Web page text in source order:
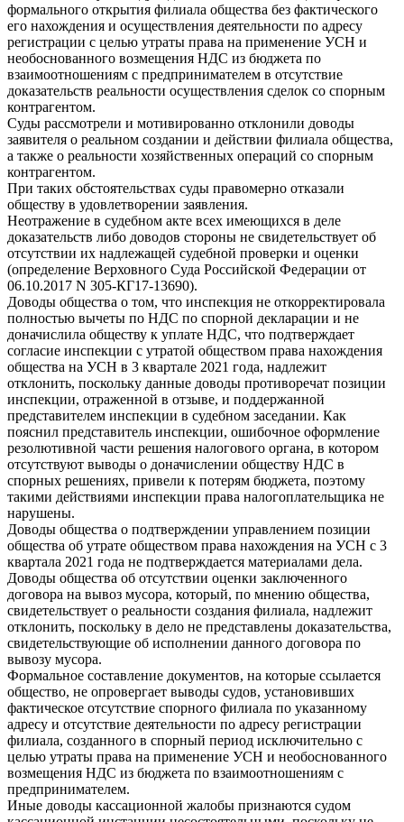
формального открытия филиала общества без фактического
его нахождения и осуществления деятельности по адресу
регистрации с целью утраты права на применение УСН и
необоснованного возмещения НДС из бюджета по
взаимоотношениям с предпринимателем в отсутствие
доказательств реальности осуществления сделок со спорным
контрагентом.
Суды рассмотрели и мотивированно отклонили доводы
заявителя о реальном создании и действии филиала общества,
а также о реальности хозяйственных операций со спорным
контрагентом.
При таких обстоятельствах суды правомерно отказали
обществу в удовлетворении заявления.
Неотражение в судебном акте всех имеющихся в деле
доказательств либо доводов стороны не свидетельствует об
отсутствии их надлежащей судебной проверки и оценки
(определение Верховного Суда Российской Федерации от
06.10.2017 N 305-КГ17-13690).
Доводы общества о том, что инспекция не откорректировала
полностью вычеты по НДС по спорной декларации и не
доначислила обществу к уплате НДС, что подтверждает
согласие инспекции с утратой обществом права нахождения
общества на УСН в 3 квартале 2021 года, надлежит
отклонить, поскольку данные доводы противоречат позиции
инспекции, отраженной в отзыве, и поддержанной
представителем инспекции в судебном заседании. Как
пояснил представитель инспекции, ошибочное оформление
резолютивной части решения налогового органа, в котором
отсутствуют выводы о доначислении обществу НДС в
спорных решениях, привели к потерям бюджета, поэтому
такими действиями инспекции права налогоплательщика не
нарушены.
Доводы общества о подтверждении управлением позиции
общества об утрате обществом права нахождения на УСН с 3
квартала 2021 года не подтверждается материалами дела.
Доводы общества об отсутствии оценки заключенного
договора на вывоз мусора, который, по мнению общества,
свидетельствует о реальности создания филиала, надлежит
отклонить, поскольку в дело не представлены доказательства,
свидетельствующие об исполнении данного договора по
вывозу мусора.
Формальное составление документов, на которые ссылается
общество, не опровергает выводы судов, установивших
фактическое отсутствие спорного филиала по указанному
адресу и отсутствие деятельности по адресу регистрации
филиала, созданного в спорный период исключительно с
целью утраты права на применение УСН и необоснованного
возмещения НДС из бюджета по взаимоотношениям с
предпринимателем.
Иные доводы кассационной жалобы признаются судом